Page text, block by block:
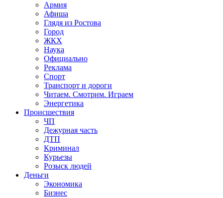
Армия
Афиша
Глядя из Ростова
Город
ЖКХ
Наука
Официально
Реклама
Спорт
Транспорт и дороги
Читаем. Смотрим. Играем
Энергетика
Происшествия
ЧП
Дежурная часть
ДТП
Криминал
Курьезы
Розыск людей
Деньги
Экономика
Бизнес